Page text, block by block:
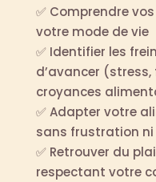
✅ Comprendre
votre mode de vie
✅ Identifier les
d’avancer
croyances
✅ Adapter votre
sans frustration
✅ Retrouver du
respectant votre